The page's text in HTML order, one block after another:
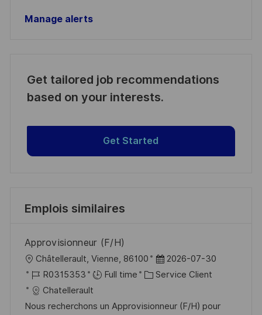
Manage alerts
Get tailored job recommendations
based on your interests.
Get Started
Emplois similaires
Approvisionneur (F/H)
o
c
a
Châtellerault, Vienne, 86100
D
a
e
2026-07-30
R
é
f
R0315353 Full time
C
t
Service Client
Chatellerault
Nous recherchons un Approvisionneur (F/H) pour